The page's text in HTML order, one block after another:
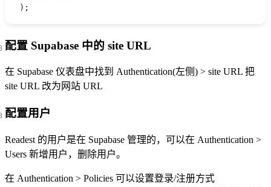
);
配置 Supabase 中的 site URL
在 Supabase 仪表盘中找到 Authentication(左侧) > site URL 把
site URL 改为网站 URL
配置用户
Readest 的用户是在 Supabase 管理的，可以在 Authentication >
Users 新增用户，删除用户。
在 Authentication > Policies 可以设置登录/注册方式